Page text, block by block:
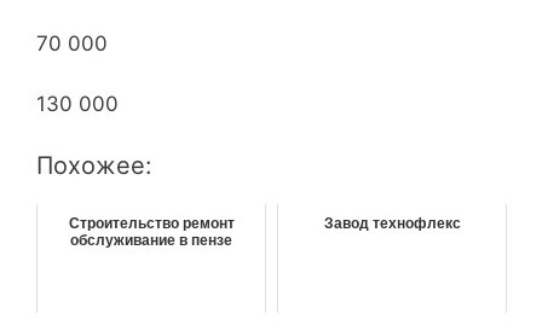
70 000
130 000
Похожее:
Строительство ремонт
обслуживание в пензе
Завод технофлекс